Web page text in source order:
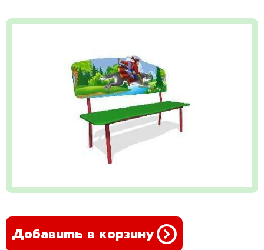
Добавить в корзину